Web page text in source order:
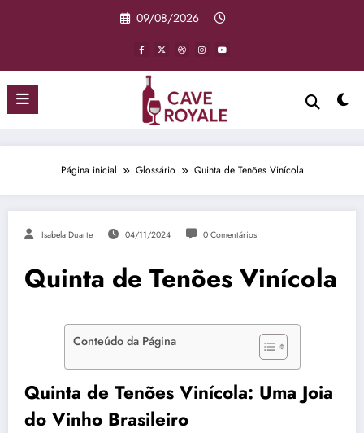
09/08/2026
Página inicial Glossário Quinta de Tenões Vinícola
Isabela Duarte 04/11/2024 0 Comentários
Quinta de Tenões Vinícola
Conteúdo da Página
Quinta de Tenões Vinícola: Uma Joia
do Vinho Brasileiro